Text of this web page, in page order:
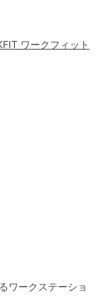
ワークフィット
ワークステーショ